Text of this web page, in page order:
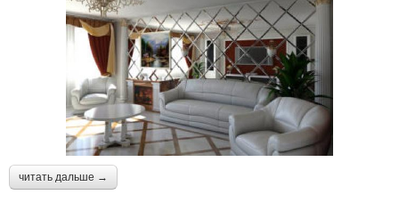
читать дальше →